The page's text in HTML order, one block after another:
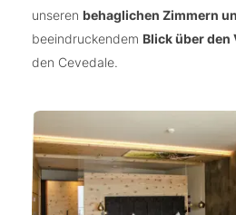
unseren behaglichen Zimmern
beeindruckendem Blick über den
den Cevedale.